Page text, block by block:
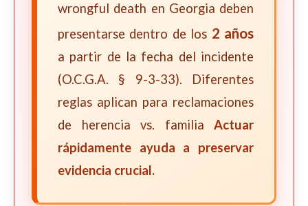
wrongful death en Georgia deben
presentarse dentro de los 2 años
a partir de la fecha del incidente
(O.C.G.A. § 9-3-33). Diferentes
reglas aplican para reclamaciones
de herencia vs. familia Actuar
rápidamente ayuda a preservar
evidencia crucial.